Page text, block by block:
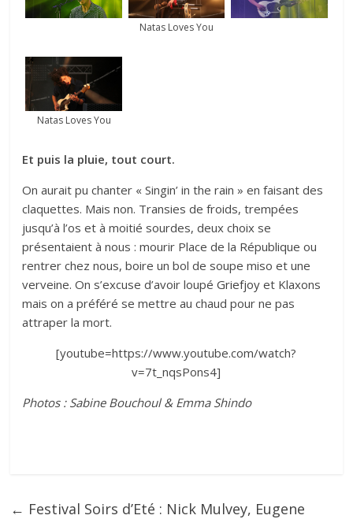
Natas Loves You
Natas Loves You
Et puis la pluie, tout court.
On aurait pu chanter « Singin’ in the rain » en faisant des
claquettes. Mais non. Transies de froids, trempées
jusqu’à l’os et à moitié sourdes, deux choix se
présentaient à nous : mourir Place de la République ou
rentrer chez nous, boire un bol de soupe miso et une
verveine. On s’excuse d’avoir loupéGriefjoy et Klaxons
mais on a préféré se mettre au chaud pour ne pas
attraper la mort.
[youtube=https://www.youtube.com/watch?
v=7t_nqsPons4]
Photos : Sabine Bouchoul & Emma Shindo
← Festival Soirs d’Eté : Nick Mulvey, Eugene